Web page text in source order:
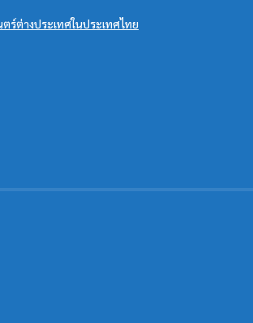
ร์ต่างประเทศในประเทศไทย